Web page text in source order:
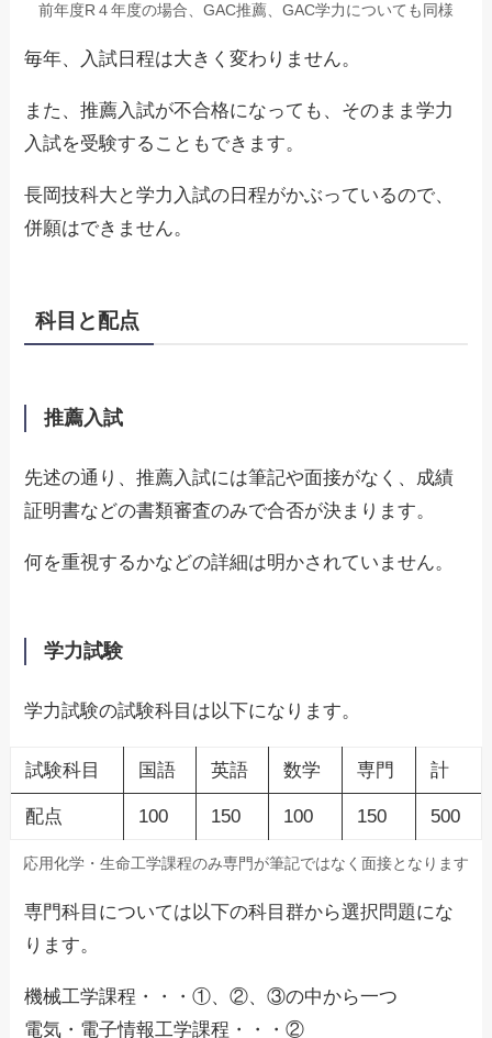
前年度R４年度の場合、GAC推薦、GAC学力についても同様
毎年、入試日程は大きく変わりません。
また、推薦入試が不合格になっても、そのまま学力
入試を受験することもできます。
長岡技科大と学力入試の日程がかぶっているので、
併願はできません。
科目と配点
推薦入試
先述の通り、推薦入試には筆記や面接がなく、成績
証明書などの書類審査のみで合否が決まります。
何を重視するかなどの詳細は明かされていません。
学力試験
学力試験の試験科目は以下になります。
試験科目 国語 英語 数学 専門 計
配点 100 150 100 150 500
応用化学・生命工学課程のみ専門が筆記ではなく面接となります
専門科目については以下の科目群から選択問題にな
ります。
機械工学課程・・・①、②、③の中から一つ
電気・電子情報工学課程・・・②